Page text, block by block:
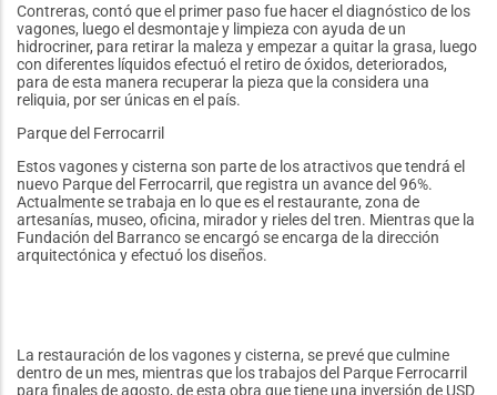
Contreras, contó que el primer paso fue hacer el diagnóstico de los
vagones, luego el desmontaje y limpieza con ayuda de un
hidrocriner, para retirar la maleza y empezar a quitar la grasa, luego
con diferentes líquidos efectuó el retiro de óxidos, deteriorados,
para de esta manera recuperar la pieza que la considera una
reliquia, por ser únicas en el país.
Parque del Ferrocarril
Estos vagones y cisterna son parte de los atractivos que tendrá el
nuevo Parque del Ferrocarril, que registra un avance del 96%.
Actualmente se trabaja en lo que es el restaurante, zona de
artesanías, museo, oficina, mirador y rieles del tren. Mientras que la
Fundación del Barranco se encargó se encarga de la dirección
arquitectónica y efectuó los diseños.
La restauración de los vagones y cisterna, se prevé que culmine
dentro de un mes, mientras que los trabajos del Parque Ferrocarril
para finales de agosto, de esta obra que tiene una inversión de USD